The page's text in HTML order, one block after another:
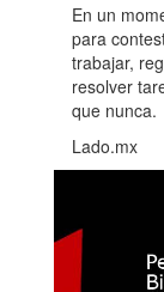
En un
para
trabajar,
resolver
que nunca.
Lado.mx